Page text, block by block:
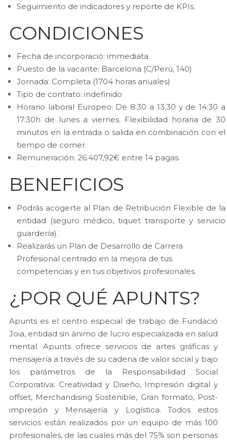
Seguimiento de indicadores y reporte de KPIs.
CONDICIONES
Fecha de incorporació: immediata.
Puesto de la vacante: Barcelona (C/Perú, 140)
Jornada: Completa (1704 horas anuales)
Tipo de contrato: indefinido
Horario laboral Europeo: De 8:30 a 13:30 y de 14:30 a
17:30h de lunes a viernes. Flexibilidad horaria de 30
minutos en la entrada o salida en combinación con el
tiempo de comer.
Remuneración: 26.407,92€ entre 14 pagas.
BENEFICIOS
Podrás acogerte al Plan de Retribución Flexible de la
entidad (seguro médico, tiquet transporte y servicio
guardería).
Realizarás un Plan de Desarrollo de Carrera
Profesional centrado en la mejora de tus
competencias y en tus objetivos profesionales.
¿POR QUÉ APUNTS?
Apunts es el centro especial de trabajo de Fundació
Joia, entidad sin ánimo de lucro especializada en salud
mental. Apunts ofrece servicios de artes gráficas y
mensajería a través de su cadena de valor social y bajo
los parámetros de la Responsabilidad Social
Corporativa: Creatividad y Diseño, Impresión digital y
offset, Merchandising Sostenible, Gran formato, Post-
impresión y Mensajería y Logística. Todos estos
servicios están realizados por un equipo de más 100
profesionales, de las cuales más del 75% son personas